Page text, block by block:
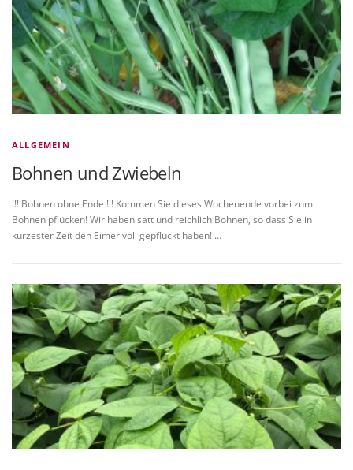
ALLGEMEIN
Bohnen und Zwiebeln
!!! Bohnen ohne Ende !!! Kommen Sie dieses Wochenende vorbei zum
Bohnen pflücken! Wir haben satt und reichlich Bohnen, so dass Sie in
kürzester Zeit den Eimer voll gepflückt haben! …